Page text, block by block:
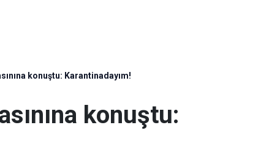
konuştu: Karantinadayım!
konuştu: